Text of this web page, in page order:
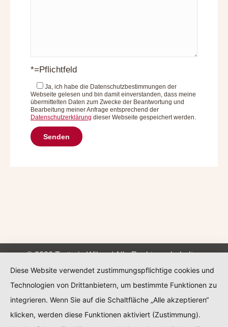
*=Pflichtfeld
Ja, ich habe die Datenschutzbestimmungen der
Webseite gelesen und bin damit einverstanden, dass meine
übermittelten Daten zum Zwecke der Beantwortung und
Bearbeitung meiner Anfrage entsprechend der
Datenschutzerklärung dieser Webseite gespeichert werden.
© 2020 Trattoria Wilma | Alle Rechte vorbehalten
Datenschutzerklärung | Impressum
Diese Website verwendet zustimmungspflichtige cookies und
Technologien von Drittanbietern, um bestimmte Funktionen zu
integrieren. Wenn Sie auf die Schaltfläche „Alle akzeptieren“
klicken, werden diese Funktionen aktiviert (Zustimmung).